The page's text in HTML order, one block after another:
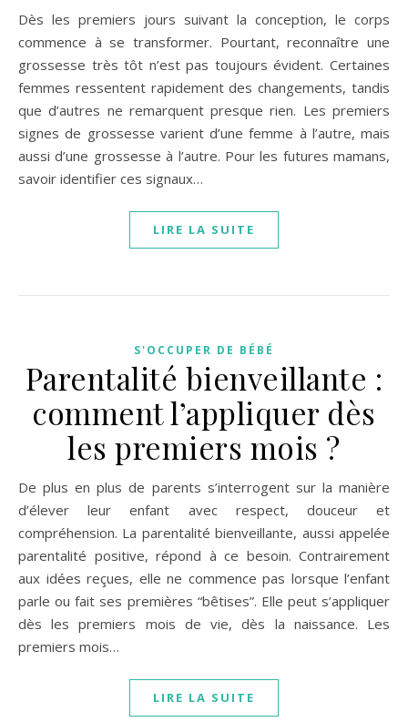
Dès les premiers jours suivant la conception, le corps
commence à se transformer. Pourtant, reconnaître une
grossesse très tôt n’est pas toujours évident. Certaines
femmes ressentent rapidement des changements, tandis
que d’autres ne remarquent presque rien. Les premiers
signes de grossesse varient d’une femme à l’autre, mais
aussi d’une grossesse à l’autre. Pour les futures mamans,
savoir identifier ces signaux…
LIRE LA SUITE
S'OCCUPER DE BÉBÉ
Parentalité bienveillante :
comment l’appliquer dès
les premiers mois ?
De plus en plus de parents s’interrogent sur la manière
d’élever leur enfant avec respect, douceur et
compréhension. La parentalité bienveillante, aussi appelée
parentalité positive, répond à ce besoin. Contrairement
aux idées reçues, elle ne commence pas lorsque l’enfant
parle ou fait ses premières “bêtises”. Elle peut s’appliquer
dès les premiers mois de vie, dès la naissance. Les
premiers mois…
LIRE LA SUITE